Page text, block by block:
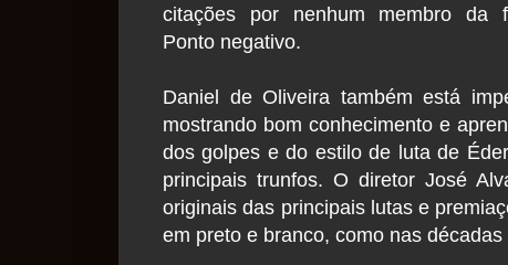
citações por nenhum membro da
Ponto negativo.
Daniel de Oliveira também está
mostrando bom conhecimento e
dos golpes e do estilo de luta de
principais trunfos. O diretor José
originais das principais lutas e
em preto e branco, como nas décadas